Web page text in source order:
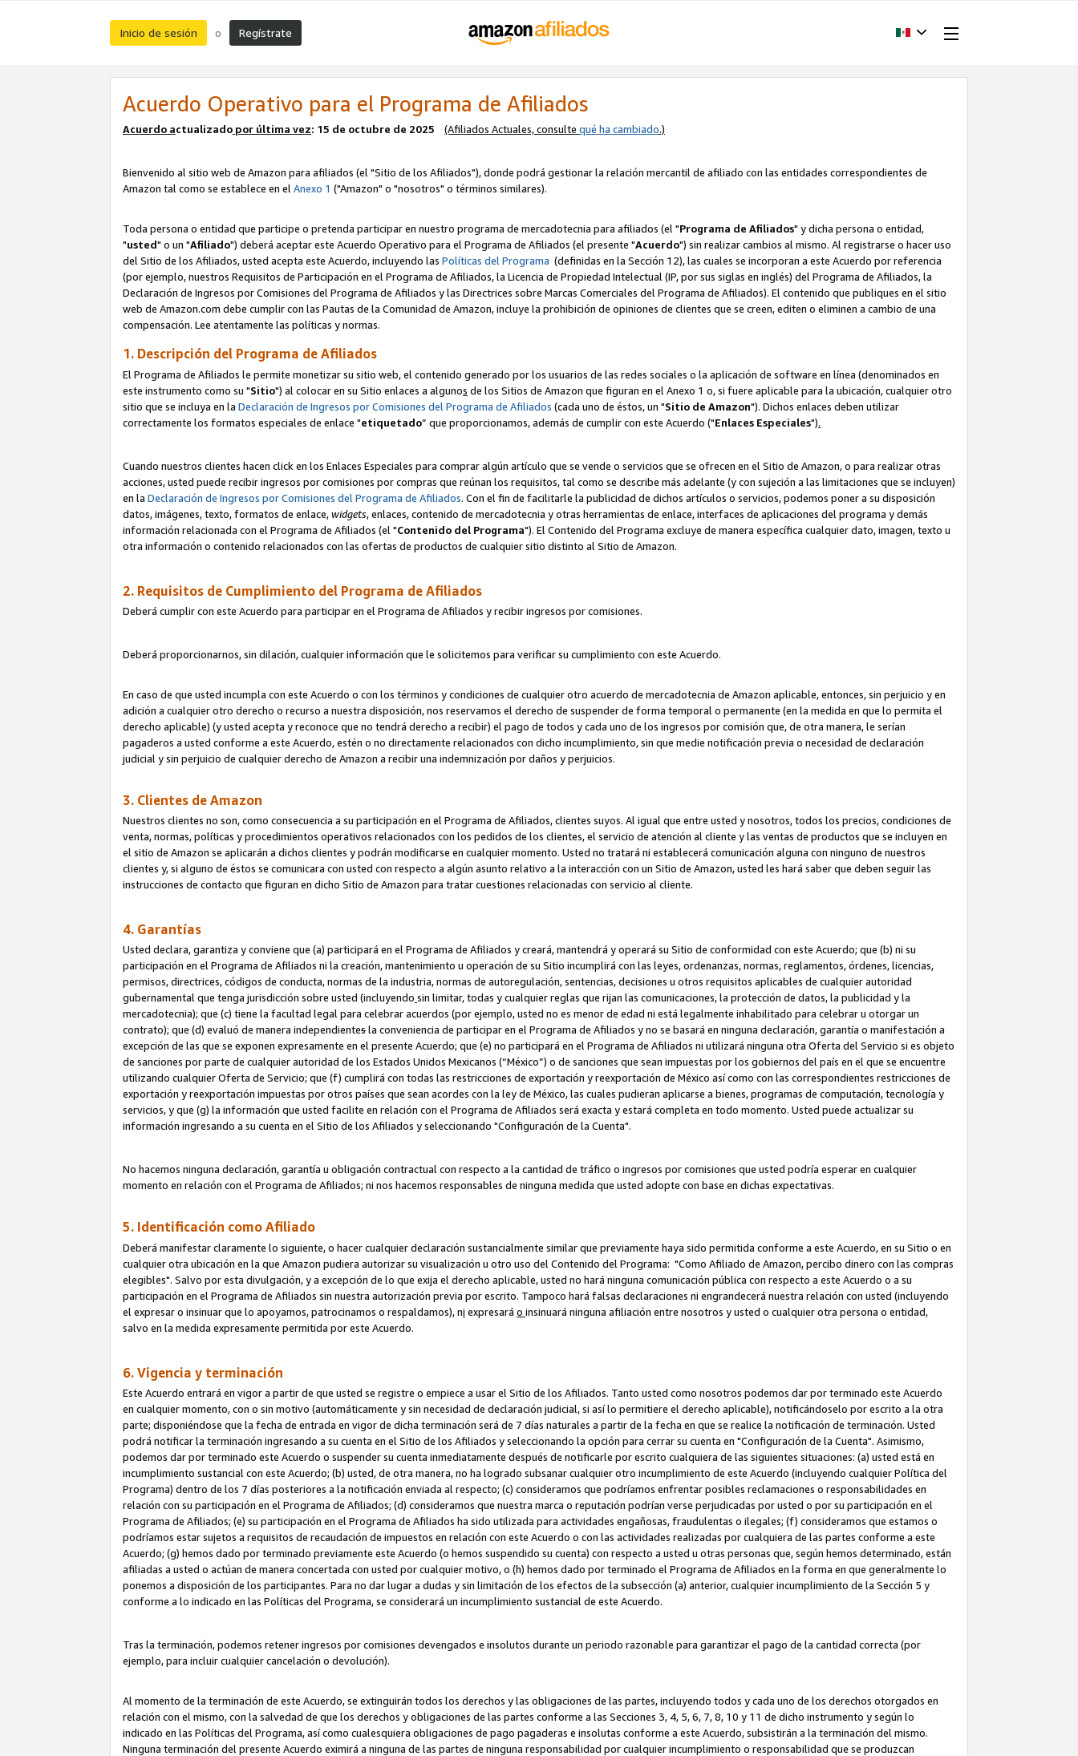
Inicio de sesión o Regístrate
Acuerdo Operativo para el Programa de Afiliados
Acuerdo actualizado por última vez: 15 de octubre de 2025 (Afiliados Actuales, consulte qué ha cambiado.)
Bienvenido al sitio web de Amazon para afiliados (el "Sitio de los Afiliados"), donde podrá gestionar la relación mercantil de afiliado con las entidades correspondientes de
Amazon tal como se establece en elAnexo 1 ("Amazon" o "nosotros" o términos similares).
Toda persona o entidad que participe o pretenda participar en nuestro programa de mercadotecnia para afiliados (el "Programa de Afiliados" y dicha persona o entidad,
"usted" o un "Afiliado") deberá aceptar este Acuerdo Operativo para el Programa de Afiliados (el presente "Acuerdo") sin realizar cambios al mismo. Al registrarse o hacer uso
del Sitio de los Afiliados, usted acepta este Acuerdo, incluyendo las Políticas del Programa (definidas en la Sección 12), las cuales se incorporan a este Acuerdo por referencia
(por ejemplo, nuestros Requisitos de Participación en el Programa de Afiliados, la Licencia de Propiedad Intelectual (IP, por sus siglas en inglés) del Programa de Afiliados, la
Declaración de Ingresos por Comisiones del Programa de Afiliados y las Directrices sobre Marcas Comerciales del Programa de Afiliados). El contenido que publiques en el sitio
web de Amazon.com debe cumplir con las Pautas de la Comunidad de Amazon, incluye la prohibición de opiniones de clientes que se creen, editen o eliminen a cambio de una
compensación. Lee atentamente las políticas y normas.
1. Descripción del Programa de Afiliados
El Programa de Afiliados le permite monetizar su sitio web, el contenido generado por los usuarios de las redes sociales o la aplicación de software en línea (denominados en
este instrumento como su "Sitio") al colocar en su Sitio enlaces a algunos de los Sitios de Amazon que figuran en el Anexo 1 o, si fuere aplicable para la ubicación, cualquier otro
sitio que se incluya en la Declaración de Ingresos por Comisiones del Programa de Afiliados (cada uno de éstos, un "Sitio de Amazon"). Dichos enlaces deben utilizar
correctamente los formatos especiales de enlace "etiquetado” que proporcionamos, además de cumplir con este Acuerdo ("Enlaces Especiales").
Cuando nuestros clientes hacen click en los Enlaces Especiales para comprar algún artículo que se vende o servicios que se ofrecen en el Sitio de Amazon, o para realizar otras
acciones, usted puede recibir ingresos por comisiones por compras que reúnan los requisitos, tal como se describe más adelante (y con sujeción a las limitaciones que se incluyen)
en la Declaración de Ingresos por Comisiones del Programa de Afiliados. Con el fin de facilitarle la publicidad de dichos artículos o servicios, podemos poner a su disposición
datos, imágenes, texto, formatos de enlace,widgets, enlaces, contenido de mercadotecnia y otras herramientas de enlace, interfaces de aplicaciones del programa y demás
información relacionada con el Programa de Afiliados (el "Contenido del Programa"). El Contenido del Programa excluye de manera específica cualquier dato, imagen, texto u
otra información o contenido relacionados con las ofertas de productos de cualquier sitio distinto al Sitio de Amazon.
2. Requisitos de Cumplimiento del Programa de Afiliados
Deberá cumplir con este Acuerdo para participar en el Programa de Afiliados y recibir ingresos por comisiones.
Deberá proporcionarnos, sin dilación, cualquier información que le solicitemos para verificar su cumplimiento con este Acuerdo.
En caso de que usted incumpla con este Acuerdo o con los términos y condiciones de cualquier otro acuerdo de mercadotecnia de Amazon aplicable, entonces, sin perjuicio y en
adición a cualquier otro derecho o recurso a nuestra disposición, nos reservamos el derecho de suspender de forma temporal o permanente (en la medida en que lo permita el
derecho aplicable) (y usted acepta y reconoce que no tendrá derecho a recibir) el pago de todos y cada uno de los ingresos por comisión que, de otra manera, le serían
pagaderos a usted conforme a este Acuerdo, estén o no directamente relacionados con dicho incumplimiento, sin que medie notificación previa o necesidad de declaración
judicial y sin perjuicio de cualquier derecho de Amazon a recibir una indemnización por daños y perjuicios.
3. Clientes de Amazon
Nuestros clientes no son, como consecuencia a su participación en el Programa de Afiliados, clientes suyos. Al igual que entre usted y nosotros, todos los precios, condiciones de
venta, normas, políticas y procedimientos operativos relacionados con los pedidos de los clientes, el servicio de atención al cliente y las ventas de productos que se incluyen en
el sitio de Amazon se aplicarán a dichos clientes y podrán modificarse en cualquier momento. Usted no tratará ni establecerá comunicación alguna con ninguno de nuestros
clientes y, si alguno de éstos se comunicara con usted con respecto a algún asunto relativo a la interacción con un Sitio de Amazon, usted les hará saber que deben seguir las
instrucciones de contacto que figuran en dicho Sitio de Amazon para tratar cuestiones relacionadas con servicio al cliente.
4. Garantías
Usted declara, garantiza y conviene que (a) participará en el Programa de Afiliados y creará, mantendrá y operará su Sitio de conformidad con este Acuerdo; que (b) ni su
participación en el Programa de Afiliados ni la creación, mantenimiento u operación de su Sitio incumplirá con las leyes, ordenanzas, normas, reglamentos, órdenes, licencias,
permisos, directrices, códigos de conducta, normas de la industria, normas de autoregulación, sentencias, decisiones u otros requisitos aplicables de cualquier autoridad
gubernamental que tenga jurisdicción sobre usted (incluyendo sin limitar, todas y cualquier reglas que rijan las comunicaciones, la protección de datos, la publicidad y la
mercadotecnia); que (c) tiene la facultad legal para celebrar acuerdos (por ejemplo, usted no es menor de edad ni está legalmente inhabilitado para celebrar u otorgar un
contrato); que (d) evaluó de manera independientesla conveniencia de participar en el Programa de Afiliados y no se basará en ninguna declaración, garantía o manifestación a
excepción de las que se exponen expresamente en el presente Acuerdo; que (e) no participará en el Programa de Afiliados ni utilizará ninguna otra Oferta del Servicio si es objeto
de sanciones por parte de cualquier autoridad de los Estados Unidos Mexicanos (“México”) o de sanciones que sean impuestas por los gobiernos del país en el que se encuentre
utilizando cualquier Oferta de Servicio; que (f) cumplirá con todas las restricciones de exportación y reexportación de México así como con las correspondientes restricciones de
exportación y reexportación impuestas por otros países que sean acordes con la ley de México, las cuales pudieran aplicarse a bienes, programas de computación, tecnología y
servicios, y que (g) la información que usted facilite en relación con el Programa de Afiliados será exacta y estará completa en todo momento. Usted puede actualizar su
información ingresando a su cuenta en el Sitio de los Afiliados y seleccionando "Configuración de la Cuenta".
No hacemos ninguna declaración, garantía u obligación contractual con respecto a la cantidad de tráfico o ingresos por comisiones que usted podría esperar en cualquier
momento en relación con el Programa de Afiliados; ni nos hacemos responsables de ninguna medida que usted adopte con base en dichas expectativas.
5. Identificación como Afiliado
Deberá manifestar claramente lo siguiente, o hacer cualquier declaración sustancialmente similar que previamente haya sido permitida conforme a este Acuerdo, en su Sitio o en
cualquier otra ubicación en la que Amazon pudiera autorizar su visualización u otro uso del Contenido del Programa: "Como Afiliado de Amazon, percibo dinero con las compras
elegibles". Salvo por esta divulgación, y a excepción de lo que exija el derecho aplicable, usted no hará ninguna comunicación pública con respecto a este Acuerdo o a su
participación en el Programa de Afiliados sin nuestra autorización previa por escrito. Tampoco hará falsas declaraciones ni engrandecerá nuestra relación con usted (incluyendo
el expresar o insinuar que lo apoyamos, patrocinamos o respaldamos), ni expresará o insinuará ninguna afiliación entre nosotros y usted o cualquier otra persona o entidad,
salvo en la medida expresamente permitida por este Acuerdo.
6. Vigencia y terminación
Este Acuerdo entrará en vigor a partir de que usted se registre o empiece a usar el Sitio de los Afiliados. Tanto usted como nosotros podemos dar por terminado este Acuerdo
en cualquier momento, con o sin motivo (automáticamente y sin necesidad de declaración judicial, si así lo permitiere el derecho aplicable), notificándoselo por escrito a la otra
parte; disponiéndose que la fecha de entrada en vigor de dicha terminación será de 7 días naturales a partir de la fecha en que se realice la notificación de terminación. Usted
podrá notificar la terminación ingresando a su cuenta en el Sitio de los Afiliados y seleccionando la opción para cerrar su cuenta en "Configuración de la Cuenta". Asimismo,
podemos dar por terminado este Acuerdo o suspender su cuenta inmediatamente después de notificarle por escrito cualquiera de las siguientes situaciones: (a) usted está en
incumplimiento sustancial con este Acuerdo; (b) usted, de otra manera, no ha logrado subsanar cualquier otro incumplimiento de este Acuerdo (incluyendo cualquier Política del
Programa) dentro de los 7 días posteriores a la notificación enviada al respecto; (c) consideramos que podríamos enfrentar posibles reclamaciones o responsabilidades en
relación con su participación en el Programa de Afiliados; (d) consideramos que nuestra marca o reputación podrían verse perjudicadas por usted o por su participación en el
Programa de Afiliados; (e) su participación en el Programa de Afiliados ha sido utilizada para actividades engañosas, fraudulentas o ilegales; (f) consideramos que estamos o
podríamos estar sujetos a requisitos de recaudación de impuestos en relación con este Acuerdo o con las actividades realizadas por cualquiera de las partes conforme a este
Acuerdo; (g) hemos dado por terminado previamente este Acuerdo (o hemos suspendido su cuenta) con respecto a usted u otras personas que, según hemos determinado, están
afiliadas a usted o actúan de manera concertada con usted por cualquier motivo, o (h) hemos dado por terminado el Programa de Afiliados en la forma en que generalmente lo
ponemos a disposición de los participantes. Para no dar lugar a dudas y sin limitación de los efectos de la subsección (a) anterior, cualquier incumplimiento de la Sección 5 y
conforme a lo indicado en las Políticas del Programa, se considerará un incumplimiento sustancial de este Acuerdo.
Tras la terminación, podemos retener ingresos por comisiones devengados e insolutos durante un periodo razonable para garantizar el pago de la cantidad correcta (por
ejemplo, para incluir cualquier cancelación o devolución).
Al momento de la terminación de este Acuerdo, se extinguirán todos los derechos y las obligaciones de las partes, incluyendo todos y cada uno de los derechos otorgados en
relación con el mismo, con la salvedad de que los derechos y obligaciones de las partes conforme a las Secciones 3, 4, 5, 6, 7, 8, 10 y 11 de dicho instrumento y según lo
indicado en las Políticas del Programa, así como cualesquiera obligaciones de pago pagaderas e insolutas conforme a este Acuerdo, subsistirán a la terminación del mismo.
Ninguna terminación del presente Acuerdo eximirá a ninguna de las partes de ninguna responsabilidad por cualquier incumplimiento o responsabilidad que se produzcan